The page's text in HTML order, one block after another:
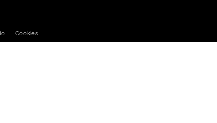
Cookies